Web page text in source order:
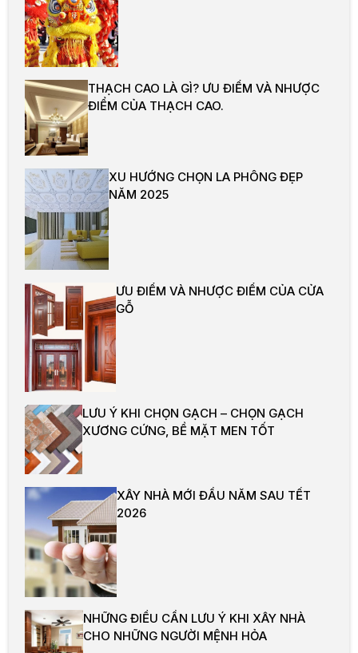
THẠCH CAO LÀ GÌ? ƯU ĐIỂM VÀ NHƯỢC
ĐIỂM CỦA THẠCH CAO.
XU HƯỚNG CHỌN LA PHÔNG ĐẸP
NĂM 2025
ƯU ĐIỂM VÀ NHƯỢC ĐIỂM CỦA CỬA
GỖ
LƯU Ý KHI CHỌN GẠCH – CHỌN GẠCH
XƯƠNG CỨNG, BỀ MẶT MEN TỐT
XÂY NHÀ MỚI ĐẦU NĂM SAU TẾT
2026
NHỮNG ĐIỀU CẦN LƯU Ý KHI XÂY NHÀ
CHO NHỮNG NGƯỜI MỆNH HỎA